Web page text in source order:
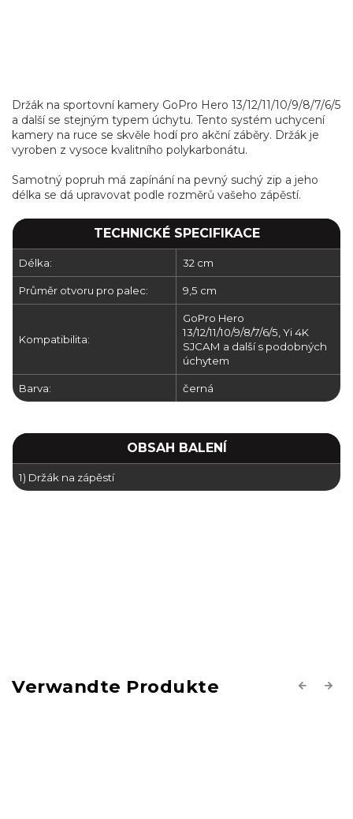
Držák na sportovní kamery GoPro Hero 13/12/11/10/9/8/7/6/5
a další se stejným typem úchytu. Tento systém uchycení
kamery na ruce se skvěle hodí pro akční záběry. Držák je
vyroben z vysoce kvalitního polykarbonátu.
Samotný popruh má zapínání na pevný suchý zip a jeho
délka se dá upravovat podle rozměrů vašeho zápěstí.
TECHNICKÉ SPECIFIKACE
Délka: 32 cm
Průměr otvoru pro palec: 9,5 cm
Kompatibilita:
GoPro Hero
13/12/11/10/9/8/7/6/5, Yi 4K
SJCAM a další s podobných
úchytem
Barva: černá
OBSAH BALENÍ
1) Držák na zápěstí
Verwandte Produkte Previous
Next